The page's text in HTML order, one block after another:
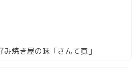
焼き屋の味「さんて寛」